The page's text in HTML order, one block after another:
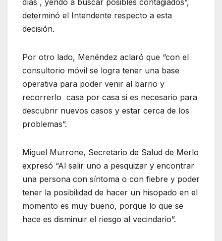
determinó el Intendente respecto a esta
decisión.
Por otro lado, Menéndez aclaró que “con el
consultorio móvil se logra tener una base
operativa para poder venir al barrio y
recorrerlo casa por casa si es necesario para
descubrir nuevos casos y estar cerca de los
problemas”.
Miguel Murrone, Secretario de Salud de Merlo
expresó “Al salir uno a pesquizar y encontrar
una persona con síntoma o con fiebre y poder
tener la posibilidad de hacer un hisopado en el
momento es muy bueno, porque lo que se
hace es disminuir el riesgo al vecindario”.